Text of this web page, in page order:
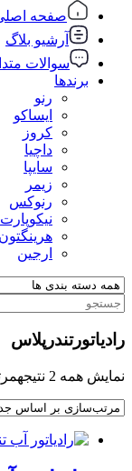
صفحه
آرشیو بلاگ
سوالات
برندها
رنو
ایساکو
کروز
داچیا
سایپا
زیمر
رنوکس
نیکوپارت
هرینگتون
ارجین
رادیاتورتندرپلاس
نمایش همه 2 نتیجه